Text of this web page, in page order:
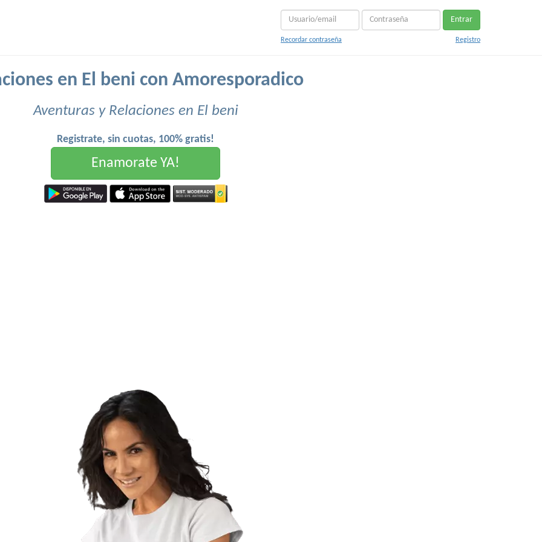
Entrar
Recordar contraseña Registro
en El beni con Amoresporadico
Aventuras y Relaciones en El beni
Registrate, sin cuotas, 100% gratis!
Enamorate YA!